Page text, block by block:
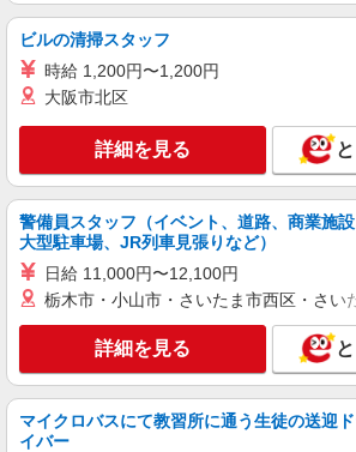
ビルの清掃スタッフ
時給 1,200円〜1,200円
大阪市北区
詳細を見る
警備員スタッフ（イベント、道路、商業施設
大型駐車場、JR列車見張りなど）
日給 11,000円〜12,100円
栃木市・小山市・さいたま市西区・さい
詳細を見る
マイクロバスにて教習所に通う生徒の送迎
イバー